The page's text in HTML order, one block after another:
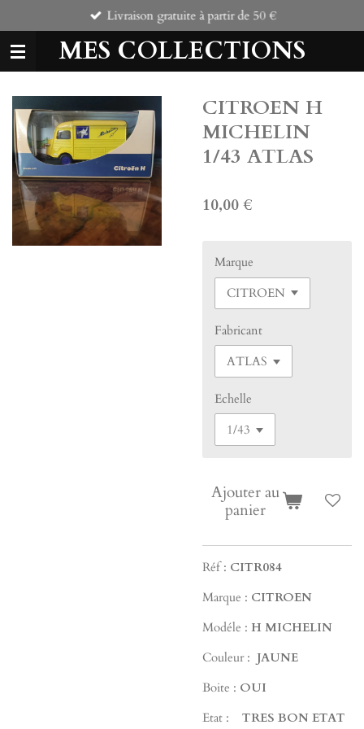
au
contenu
principal
MES COLLECTIONS
Livraison gratuite à partir de 50 €
CITROEN H
MICHELIN
1/43 ATLAS
10,00 €
Marque
Fabricant
Echelle
Ajouter au
panier
Réf : CITR084
Marque : CITROEN
Modéle : H MICHELIN
Couleur : JAUNE
Boite : OUI
Etat :
TRES BON ETAT